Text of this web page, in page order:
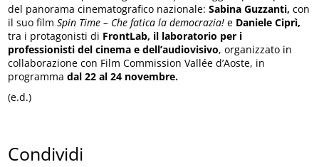
del panorama cinematografico nazionale:Sabina Guzzanti,con
il suo filmSpin Time – Che fatica la democrazia! e Daniele Ciprì,
tra i protagonisti di FrontLab, il laboratorio per i
professionisti del cinema e dell’audiovisivo, organizzato in
collaborazione con Film Commission Vallée d’Aoste, in
programma dal 22 al 24 novembre.
(e.d.)
Condividi